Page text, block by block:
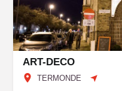
ART-DECO
TERMONDE